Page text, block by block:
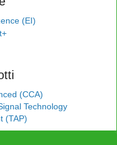
(EI)
(CCA)
Technology
(TAP)